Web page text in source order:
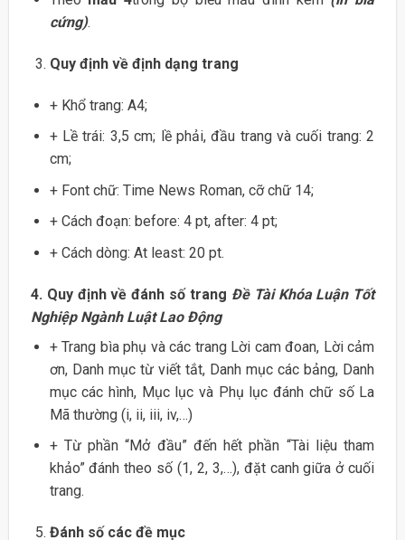
cứng).
Quy định về định dạng trang
+ Khổ trang: A4;
+ Lề trái: 3,5 cm; lề phải, đầu trang và cuối trang: 2
cm;
+ Font chữ: Time News Roman, cỡ chữ 14;
+ Cách đoạn: before: 4 pt, after: 4 pt;
+ Cách dòng: At least: 20 pt.
4. Quy định về đánh số trang Đề Tài Khóa Luận Tốt
Nghiệp Ngành Luật Lao Động
+ Trang bìa phụ và các trang Lời cam đoan, Lời cảm
ơn, Danh mục từ viết tắt, Danh mục các bảng, Danh
mục các hình, Mục lục và Phụ lục đánh chữ số La
Mã thường (i, ii, iii, iv,…)
+ Từ phần “Mở đầu” đến hết phần “Tài liệu tham
khảo” đánh theo số (1, 2, 3,…), đặt canh giữa ở cuối
trang.
Đánh số các đề mục